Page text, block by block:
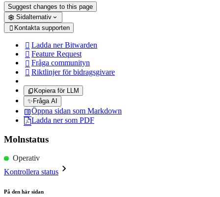
Suggest changes to this page
Sidalternativ
 Kontakta supporten
 Ladda ner Bitwarden
 Feature Request
 Fråga communityn
 Riktlinjer för bidragsgivare
Kopiera för LLM
✨ Fråga AI
Öppna sidan som Markdown
Ladda ner som PDF
Molnstatus
Operativ
Kontrollera status
På den här sidan